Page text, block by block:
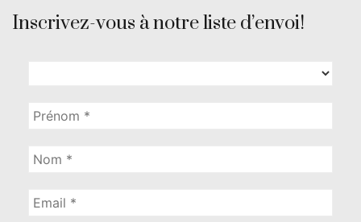
Inscrivez-vous à notre liste d’envoi!